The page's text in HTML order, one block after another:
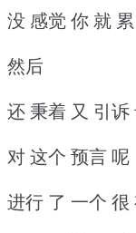
没 感觉 你 就
然后
还 秉着 又 引
对 这个 预言 呢
进行 了 一个 很